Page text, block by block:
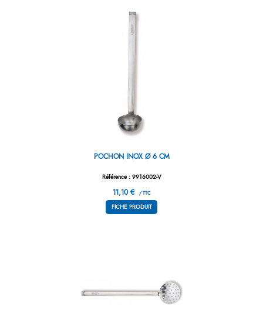
POCHON INOX Ø 6 CM
Référence : 9916002-V
11,10 € / TTC
FICHE PRODUIT